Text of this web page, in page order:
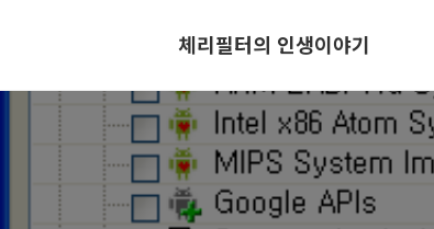
체리필터의 인생이야기